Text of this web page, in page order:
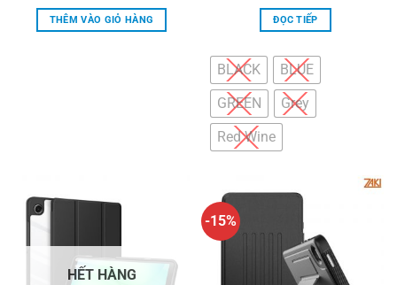
THÊM VÀO GIỎ HÀNG ĐỌC TIẾP
BLACK
BLUE
GREEN
Grey
Red Wine
HẾT HÀNG
-15%